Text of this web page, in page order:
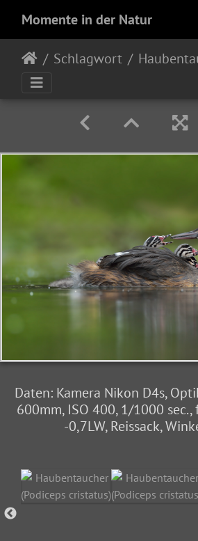
Momente in der Natur
Schlagwort
Daten: Kamera Nikon D4s,
600mm, ISO 400, 1/1000 sec.,
-0,7LW, Reissack,